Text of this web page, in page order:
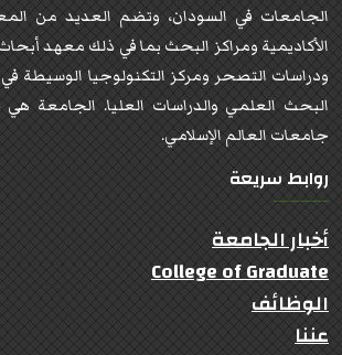
الجامعات في السودان، وتضم العديد من
الأكاديمية ومراكز البحث بما في ذلك معهد
ودراسات التصحر ومركز التكنولوجيا الوسيطة في
البحث العلمي والدراسات العليا. الجامعة
جامعات العالم الإسلامي.
روابط سريعة
أخبار الجامعة
College of Graduate
الوظائف
عننا